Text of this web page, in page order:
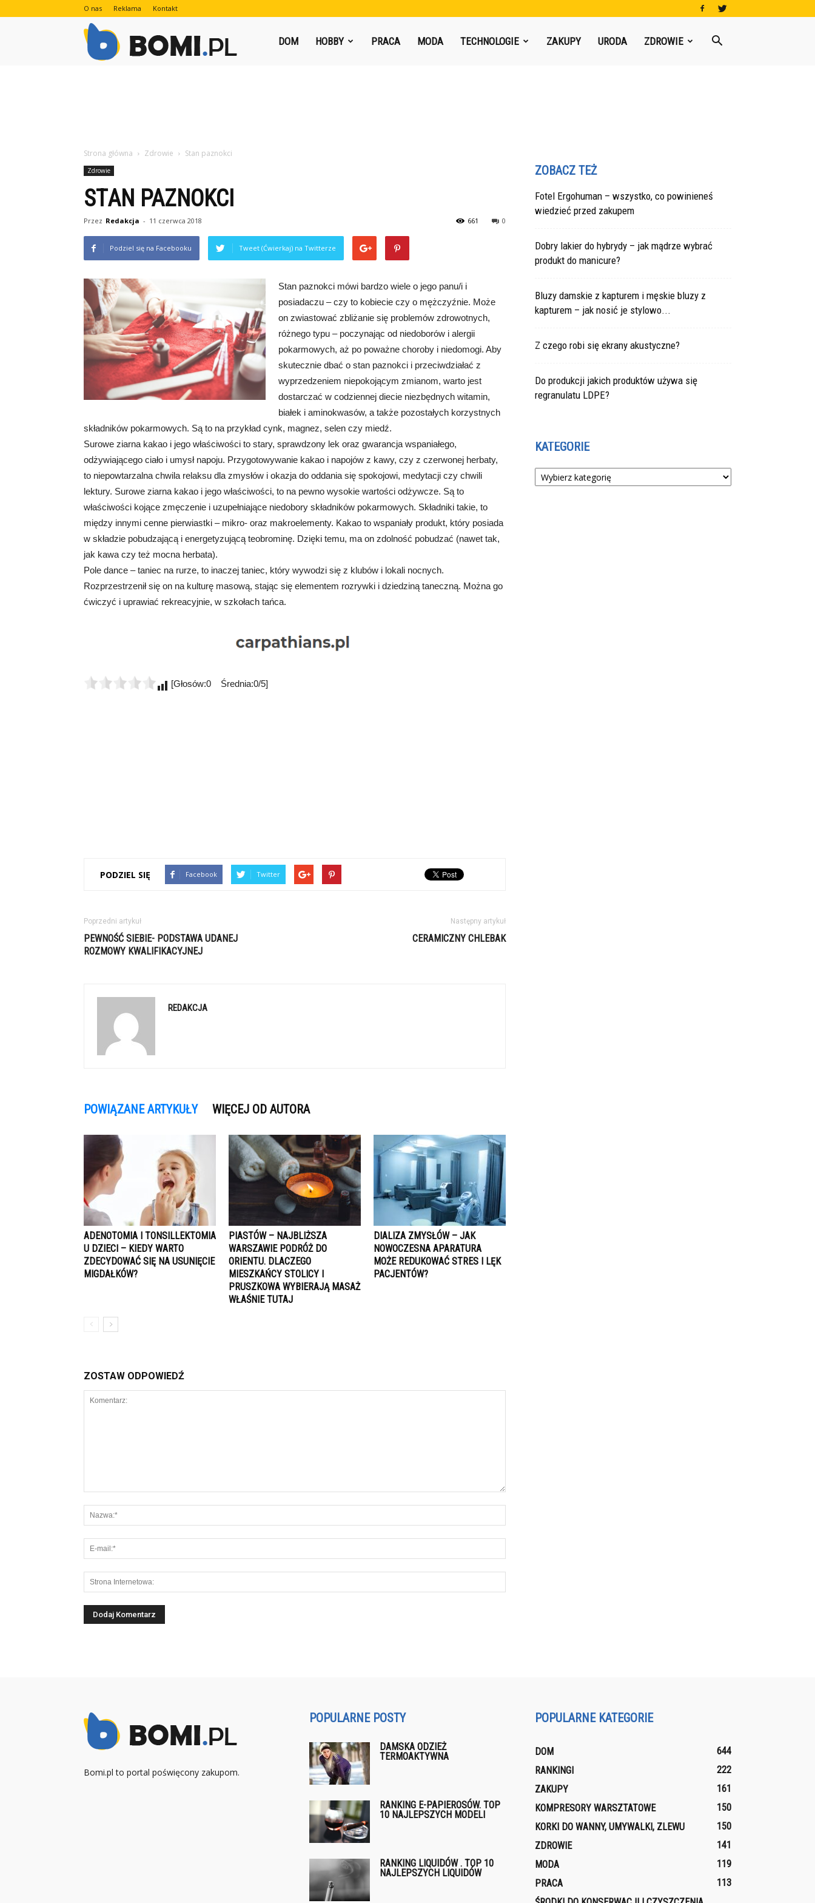
O nas Reklama Kontakt
DOM HOBBY PRACA MODA TECHNOLOGIE ZAKUPY URODA ZDROWIE
Strona główna Zdrowie Stan paznokci
Zdrowie
STAN PAZNOKCI
Przez Redakcja - 11 czerwca 2018 0
661
Podziel się na Facebooku Tweet (Ćwierkaj) na Twitterze
Stan paznokci mówi bardzo wiele o jego panu/i i
posiadaczu – czy to kobiecie czy o mężczyźnie. Może
on zwiastować zbliżanie się problemów zdrowotnych,
różnego typu – poczynając od niedoborów i alergii
pokarmowych, aż po poważne choroby i niedomogi. Aby
skutecznie dbać o stan paznokci i przeciwdziałać z
wyprzedzeniem niepokojącym zmianom, warto jest
dostarczać w codziennej diecie niezbędnych witamin,
białek i aminokwasów, a także pozostałych korzystnych
składników pokarmowych. Są to na przykład cynk, magnez, selen czy miedź.
Surowe ziarna kakao i jego właściwości to stary, sprawdzony lek oraz gwarancja wspaniałego,
odżywiającego ciało i umysł napoju. Przygotowywanie kakao i napojów z kawy, czy z czerwonej herbaty,
to niepowtarzalna chwila relaksu dla zmysłów i okazja do oddania się spokojowi, medytacji czy chwili
lektury. Surowe ziarna kakao i jego właściwości, to na pewno wysokie wartości odżywcze. Są to
właściwości kojące zmęczenie i uzupełniające niedobory składników pokarmowych. Składniki takie, to
między innymi cenne pierwiastki – mikro- oraz makroelementy. Kakao to wspaniały produkt, który posiada
w składzie pobudzającą i energetyzującą teobrominę. Dzięki temu, ma on zdolność pobudzać (nawet tak,
jak kawa czy też mocna herbata).
Pole dance – taniec na rurze, to inaczej taniec, który wywodzi się z klubów i lokali nocnych.
Rozprzestrzenił się on na kulturę masową, stając się elementem rozrywki i dziedziną taneczną. Można go
ćwiczyć i uprawiać rekreacyjnie, w szkołach tańca.
[Głosów:0 Średnia:0/5]
PODZIEL SIĘ Facebook Twitter
Poprzedni artykuł
PEWNOŚĆ SIEBIE- PODSTAWA UDANEJ
ROZMOWY KWALIFIKACYJNEJ
Następny artykuł
CERAMICZNY CHLEBAK
REDAKCJA
POWIĄZANE ARTYKUŁY WIĘCEJ OD AUTORA
ADENOTOMIA I TONSILLEKTOMIA
U DZIECI – KIEDY WARTO
ZDECYDOWAĆ SIĘ NA USUNIĘCIE
MIGDAŁKÓW?
PIASTÓW – NAJBLIŻSZA
WARSZAWIE PODRÓŻ DO
ORIENTU. DLACZEGO
MIESZKAŃCY STOLICY I
PRUSZKOWA WYBIERAJĄ MASAŻ
WŁAŚNIE TUTAJ
DIALIZA ZMYSŁÓW – JAK
NOWOCZESNA APARATURA
MOŻE REDUKOWAĆ STRES I LĘK
PACJENTÓW?
ZOSTAW ODPOWIEDŹ
ZOBACZ TEŻ
Fotel Ergohuman – wszystko, co powinieneś
wiedzieć przed zakupem
Dobry lakier do hybrydy – jak mądrze wybrać
produkt do manicure?
Bluzy damskie z kapturem i męskie bluzy z
kapturem – jak nosić je stylowo...
Z czego robi się ekrany akustyczne?
Do produkcji jakich produktów używa się
regranulatu LDPE?
KATEGORIE
Kategorie
Bomi.pl to portal poświęcony zakupom.
POPULARNE POSTY
DAMSKA ODZIEŻ
TERMOAKTYWNA
RANKING E-PAPIEROSÓW. TOP
10 NAJLEPSZYCH MODELI
RANKING LIQUIDÓW . TOP 10
NAJLEPSZYCH LIQUIDÓW
POPULARNE KATEGORIE
DOM
644
RANKINGI
222
ZAKUPY
161
KOMPRESORY WARSZTATOWE
150
KORKI DO WANNY, UMYWALKI, ZLEWU
150
ZDROWIE
141
MODA
119
PRACA
113